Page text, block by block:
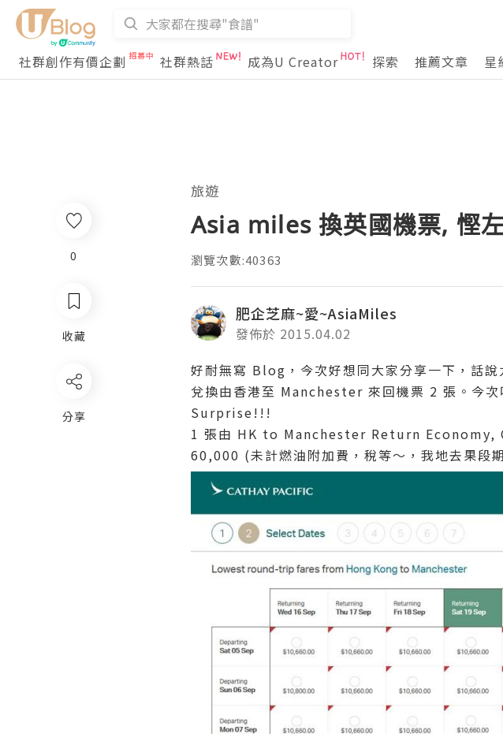
社群創作有價企劃
社群熱話 成為U Creator 探索 推薦文章 星
0
收藏
分享
旅遊
Asia miles 換英國機票, 慳左
瀏覽次數:40363
肥企芝麻~愛~AsiaMiles
發佈於 2015.04.02
好耐無寫 Blog，今次好想同大家分享一下，話
兌換由香港至 Manchester 來回機票 2 張。今
Surprise!!!
1 張由 HK to Manchester Return Economy,
60,000 (未計燃油附加費，稅等～，我地去果段